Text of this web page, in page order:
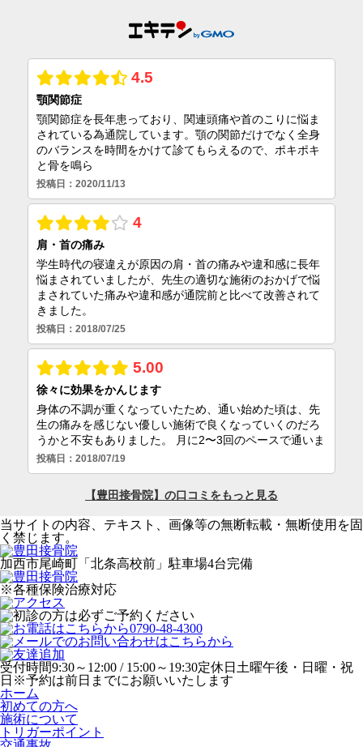
当サイトの内容、テキスト、画像等の無断転載・無断使用を固
く禁じます。
加西市尾崎町「北条高校前」駐車場4台完備
※各種保険治療対応
受付時間9:30～12:00 / 15:00～19:30定休日 土曜午後・日曜・祝
日 ※予約は前日までにお願いいたします
ホーム
初めての方へ
施術について
トリガーポイント